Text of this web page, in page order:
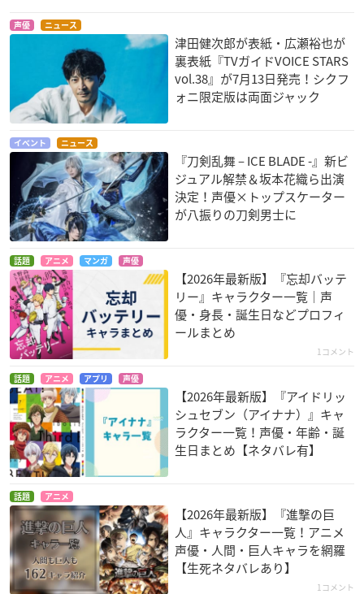
LOVE！LOVE！LOV
蔵王立
仁科カヅキ 来栖
甲鉄城のカバネリ 総
集編 前編 集う光
来栖
KING OF PRISM by
PrettyRhythm
仁科カヅキ
ハイキュー!! 勝者と
敗者
ハイキュー!! 終わり
と始まり
縁下力
かなた
wilight AXIS
クァンタン・フェル
モ
声優 ニュース
津田健次郎が表紙・広瀬裕也が
裏表紙『TVガイドVOICE STARS
vol.38』が7月13日発売！シクフ
ォニ限定版は両面ジャック
イベント ニュース
『刀剣乱舞 – ICE BLADE -』新ビ
ジュアル解禁＆坂本花織ら出演
決定！声優×トップスケーター
が八振りの刀剣男士に
話題 アニメ マンガ 声優
【2026年最新版】『忘却バッテ
リー』キャラクター一覧｜声
優・身長・誕生日などプロフィ
ールまとめ
1コメント
話題 アニメ アプリ 声優
【2026年最新版】『アイドリッ
シュセブン（アイナナ）』キャ
ラクター一覧！声優・年齢・誕
生日まとめ【ネタバレ有】
話題 アニメ
【2026年最新版】『進撃の巨
人』キャラクター一覧！アニメ
声優・人間・巨人キャラを網羅
【生死ネタバレあり】
1コメント